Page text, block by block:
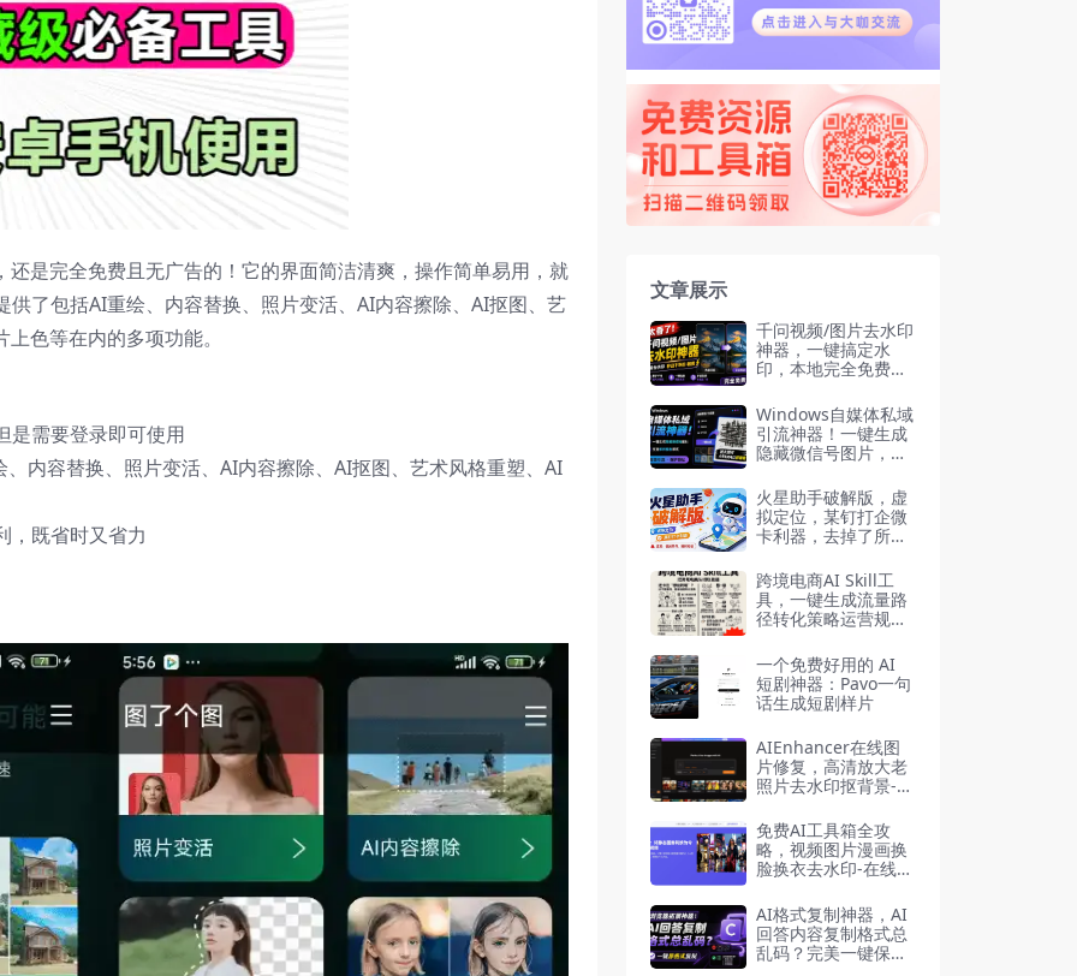
是完全免费且无广告的！它的界面简洁清爽，操作简单易用，就
了包括AI重绘、内容替换、照片变活、AI内容擦除、AI抠图、艺
色等在内的多项功能。
是需要登录即可使用
内容替换、照片变活、AI内容擦除、AI抠图、艺术风格重塑、AI
，既省时又省力
文章展示
千问视频/图片去水印
神器，一键搞定水
印，本地完全免费，
Windows自媒体私域
引流神器！一键生成
隐藏微信号图片，支
全免费 隐图工坊
火星助手破解版，虚
拟定位，某钉打企微
卡利器，去掉了所有
跨境电商AI Skill工
具，一键生成流量路
径转化策略运营规划
一个免费好用的 AI
短剧神器：Pavo一句
话生成短剧样片
AIEnhancer在线图
片修复，高清放大老
照片去水印抠背景-在
免费AI工具箱全攻
略，视频图片漫画换
脸换衣去水印-在线工
AI格式复制神器，AI
回答内容复制格式总
乱码？完美一键保留